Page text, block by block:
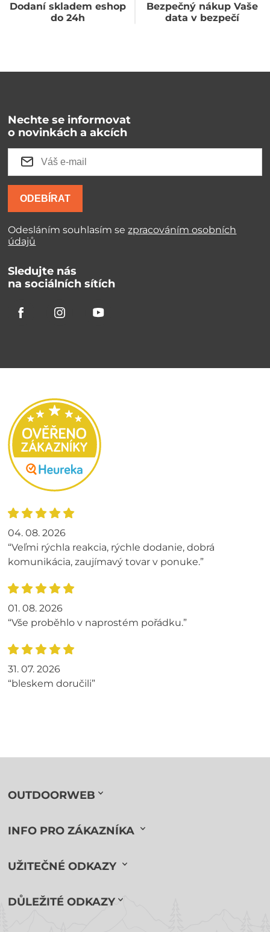
Dodaní skladem eshop
do 24h
Bezpečný nákup Vaše
data v bezpečí
Nechte se informovat
o novinkách a akcích
ODEBÍRAT
Odesláním souhlasím sezpracováním osobních
údajů
Sledujte nás
na sociálních sítích
04. 08. 2026
“Veľmi rýchla reakcia, rýchle dodanie, dobrá
komunikácia, zaujímavý tovar v ponuke.”
01. 08. 2026
“Vše proběhlo v naprostém pořádku.”
31. 07. 2026
“bleskem doručili”
OUTDOORWEB
INFO PRO ZÁKAZNÍKA
UŽITEČNÉ ODKAZY
DŮLEŽITÉ ODKAZY